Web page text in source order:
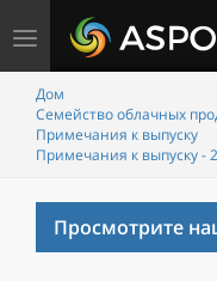
Переключить
навигацию
Дом
Семейство облачных
Примечания к выпуску
Примечания к выпуску -
Просмотрите